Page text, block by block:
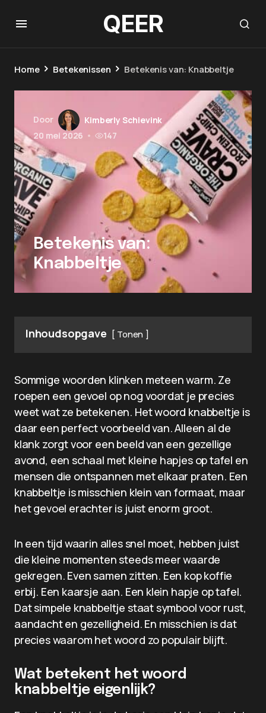
QEER
Home Betekenissen Betekenis van: Knabbeltje
Door
Kimberly Schievink
20 mei 2026 • 147
Betekenis van:
Knabbeltje
Inhoudsopgave Tonen
Sommige woorden klinken meteen warm. Ze
roepen een gevoel op nog voordat je precies
weet wat ze betekenen. Het woord knabbeltje is
daar een perfect voorbeeld van. Alleen al de
klank zorgt voor een beeld van een gezellige
avond, een schaal met kleine hapjes op tafel en
mensen die ontspannen met elkaar praten. Een
knabbeltje is misschien klein van formaat, maar
het gevoel erachter is juist enorm groot.
In een tijd waarin alles snel moet, hebben juist
die kleine momenten steeds meer waarde
gekregen. Even samen zitten. Een kop koffie
erbij. Een kaarsje aan. Een klein hapje op tafel.
Dat simpele knabbeltje staat symbool voor rust,
aandacht en gezelligheid. En misschien is dat
precies waarom het woord zo populair blijft.
Wat betekent het woord
knabbeltje eigenlijk?